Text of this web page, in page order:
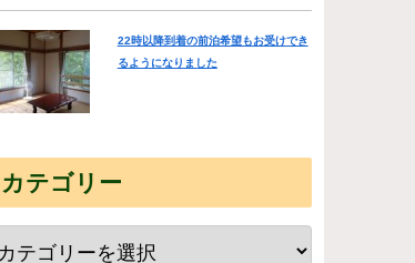
22時以降到着の前泊希望もお受けでき
るようになりました
カテゴリー